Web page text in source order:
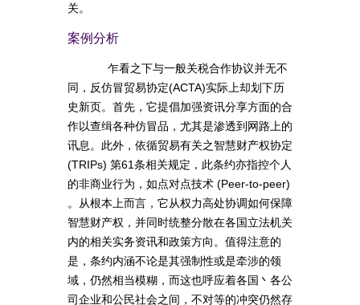
关。
案例分析
乍看之下与一般关税合作协议并无不
同，反仿冒贸易协定(ACTA)实际上却划下历
史新页。首先，它提倡加强资讯分享方面的合
作以查缉各种仿冒品，尤其是渗透到网路上的
讯息。此外，依循贸易有关之智慧财产权协定
(TRIPs) 第61条相关规定，此条约亦指控个人
的非商业行为，如点对点技术 (Peer-to-peer)
。从根本上而言，它从权力高处协调如何保障
智慧财产权，并同时统整分散在各国立法机关
内的相关实务资讯和政策方向。值得注意的
是，条约内涵不论是其强制性或是牵涉的领
域，仍然相当模糊，而这也呼应着各国丶各公
司企业和公民社会之间，不对等的冲突仍然存